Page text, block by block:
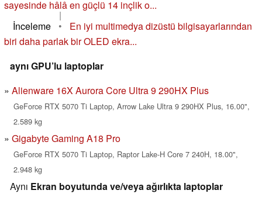
sayesinde hâlâ en güçlü 14 inçlik o...
|
İnceleme
•
En iyi multimedya dizüstü bilgisayarlarından
biri daha parlak bir OLED ekra...
aynı GPU’lu laptoplar
Alienware 16X Aurora Core Ultra 9 290HX Plus
GeForce RTX 5070 Ti Laptop, Arrow Lake Ultra 9 290HX Plus, 16.00",
2.589 kg
Gigabyte Gaming A18 Pro
GeForce RTX 5070 Ti Laptop, Raptor Lake-H Core 7 240H, 18.00",
2.948 kg
Aynı Ekran boyutunda ve/veya ağırlıkta laptoplar